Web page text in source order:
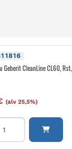
Geberit CleanLine CL60, Rst,
(alv 25,5%)